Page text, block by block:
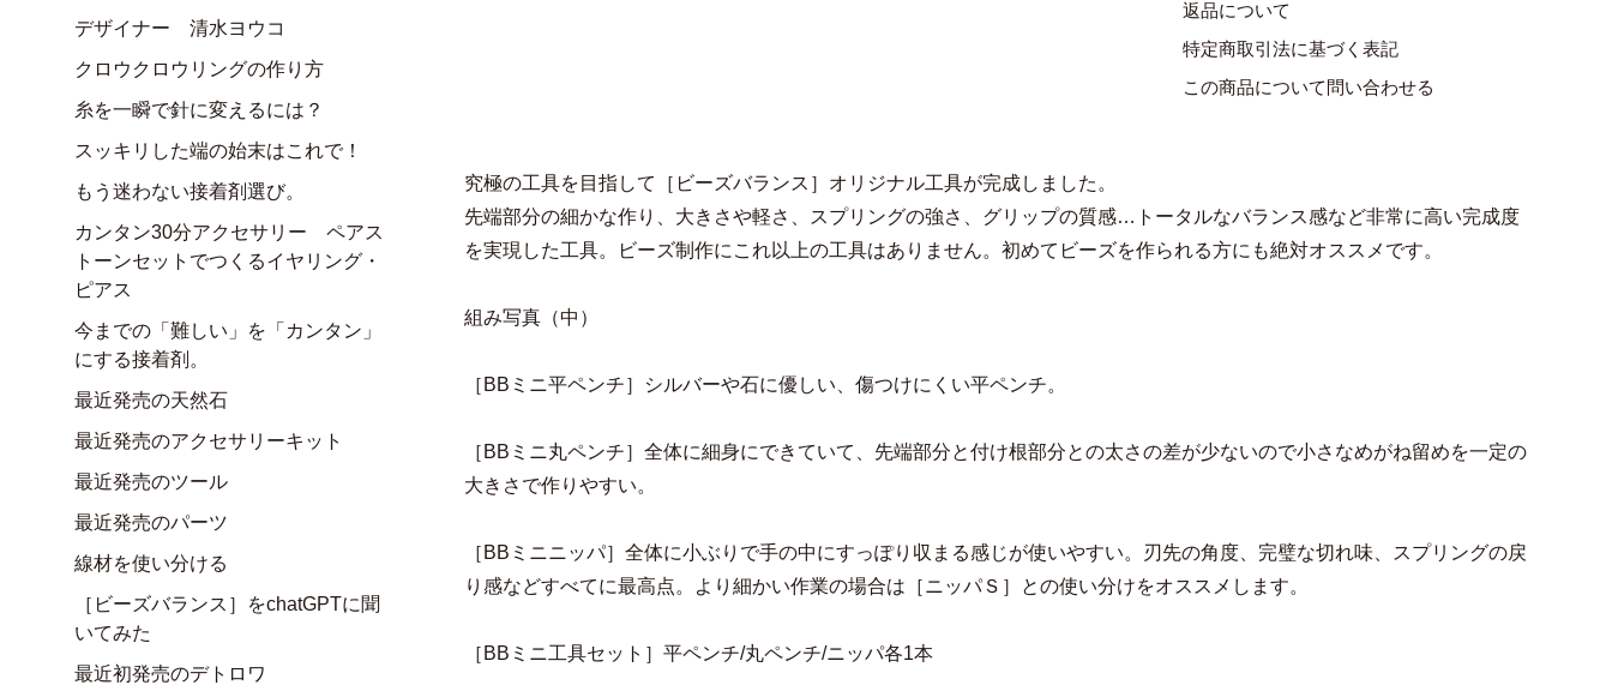
返品について
特定商取引法に基づく表記
この商品について問い合わせる
究極の工具を目指して［ビーズバランス］オリジナル工具が完成しました。
先端部分の細かな作り、大きさや軽さ、スプリングの強さ、グリップの質感…トータルなバランス感など非常に高い完成度
を実現した工具。ビーズ制作にこれ以上の工具はありません。初めてビーズを作られる方にも絶対オススメです。
組み写真（中）
［BBミニ平ペンチ］シルバーや石に優しい、傷つけにくい平ペンチ。
［BBミニ丸ペンチ］全体に細身にできていて、先端部分と付け根部分との太さの差が少ないので小さなめがね留めを一定の
大きさで作りやすい。
［BBミニニッパ］全体に小ぶりで手の中にすっぽり収まる感じが使いやすい。刃先の角度、完璧な切れ味、スプリングの戻
り感などすべてに最高点。より細かい作業の場合は［ニッパＳ］との使い分けをオススメします。
［BBミニ工具セット］平ペンチ/丸ペンチ/ニッパ各1本
デザイナー 清水ヨウコ
クロウクロウリングの作り方
糸を一瞬で針に変えるには？
スッキリした端の始末はこれで！
もう迷わない接着剤選び。
カンタン30分アクセサリー ペアス
トーンセットでつくるイヤリング・
ピアス
今までの「難しい」を「カンタン」
にする接着剤。
最近発売の天然石
最近発売のアクセサリーキット
最近発売のツール
最近発売のパーツ
線材を使い分ける
［ビーズバランス］をchatGPTに聞
いてみた
最近初発売のデトロワ